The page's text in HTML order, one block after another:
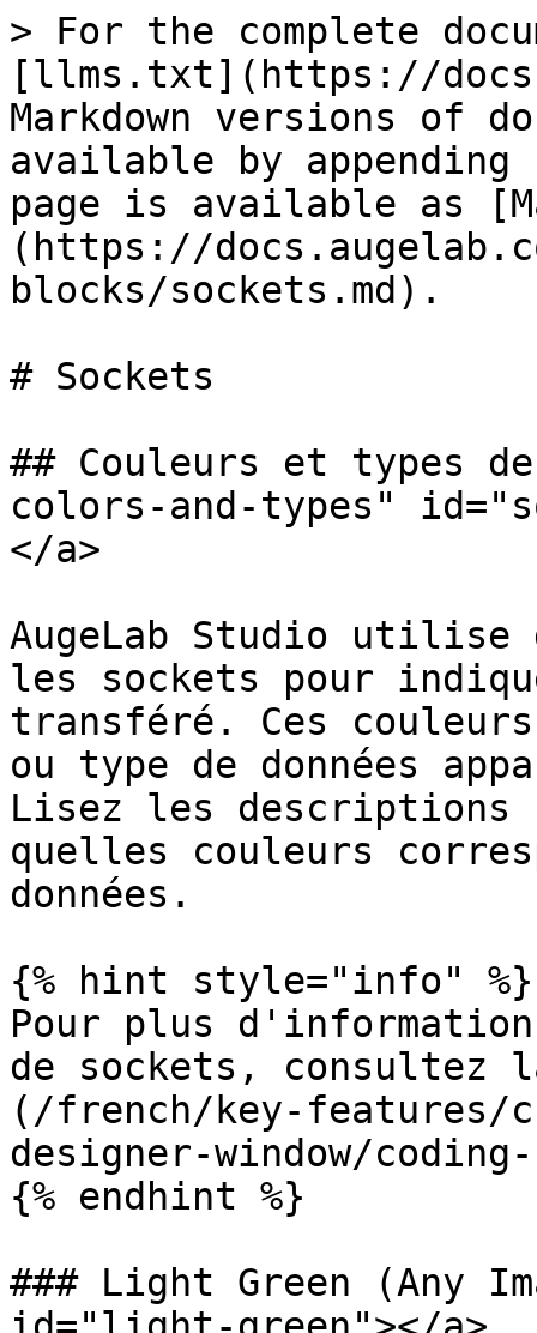
> For the complete
[llms.txt](https://
Markdown versions of
available by
page is available as
(https://
blocks/sockets.md).
# Sockets
## Couleurs et types
colors-and-types"
</a>
AugeLab Studio
les sockets pour
transféré. Ces
ou type de données
Lisez les descriptions
quelles couleurs
données.
{% hint style="info" %}
Pour plus
de sockets, consultez
(/french/key-features/
designer-window/
{% endhint %}
### Light Green (Any